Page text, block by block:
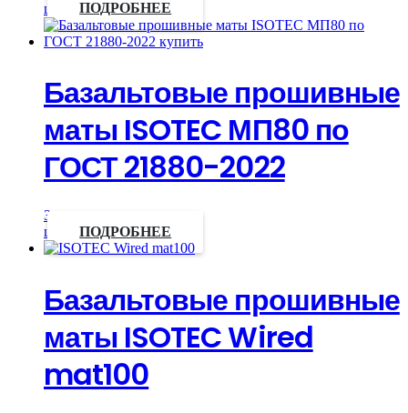
цену ПОДРОБНЕЕ
Базальтовые прошивные
маты ISOTEC МП80 по
ГОСТ 21880-2022
Запросить
цену
ПОДРОБНЕЕ
Базальтовые прошивные
маты ISOTEC Wired
mat100